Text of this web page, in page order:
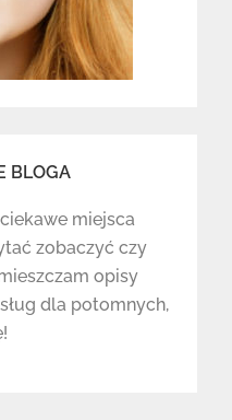
BLOGA
miejsca
zobaczyć czy
opisy
dla potomnych,